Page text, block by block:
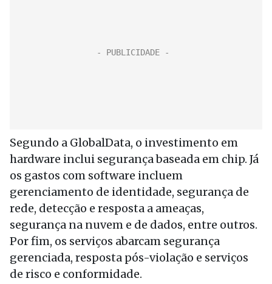
Segundo a GlobalData, o investimento em
hardware inclui segurança baseada em chip. Já
os gastos com software incluem
gerenciamento de identidade, segurança de
rede, detecção e resposta a ameaças,
segurança na nuvem e de dados, entre outros.
Por fim, os serviços abarcam segurança
gerenciada, resposta pós-violação e serviços
de risco e conformidade.